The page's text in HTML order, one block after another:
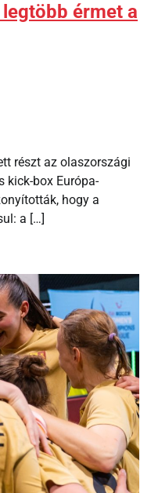
érmet a
részt az olaszországi
kick-box Európa-
hogy a
a […]